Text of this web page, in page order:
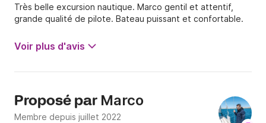
Très belle excursion nautique. Marco gentil et attentif,
grande qualité de pilote. Bateau puissant et confortable.
Voir plus d'avis
Proposé par Marco
Membre depuis juillet 2022